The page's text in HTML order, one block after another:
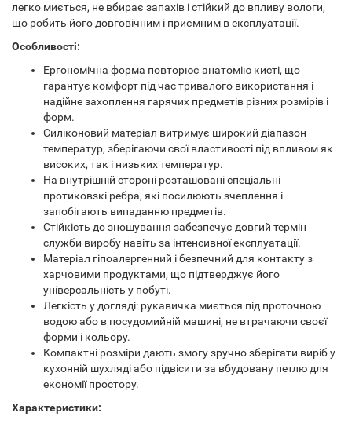
легко миється, не вбирає запахів і стійкий до впливу вологи,
що робить його довговічним і приємним в експлуатації.
Особливості:
Ергономічна форма повторює анатомію кисті, що
гарантує комфорт під час тривалого використання і
надійне захоплення гарячих предметів різних розмірів і
форм.
Силіконовий матеріал витримує широкий діапазон
температур, зберігаючи свої властивості під впливом як
високих, так і низьких температур.
На внутрішній стороні розташовані спеціальні
протиковзкі ребра, які посилюють зчеплення і
запобігають випаданню предметів.
Стійкість до зношування забезпечує довгий термін
служби виробу навіть за інтенсивної експлуатації.
Матеріал гіпоалергенний і безпечний для контакту з
харчовими продуктами, що підтверджує його
універсальність у побуті.
Легкість у догляді: рукавичка миється під проточною
водою або в посудомийній машині, не втрачаючи своєї
форми і кольору.
Компактні розміри дають змогу зручно зберігати виріб у
кухонній шухляді або підвісити за вбудовану петлю для
економії простору.
Характеристики: